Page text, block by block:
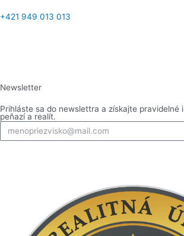
+421 949 013 013
a
c
e
s
t
g
n
k
d
u
t
b
Newsletter
Prihláste sa do newslettra a získajte pravidelné
peňazí a realít.